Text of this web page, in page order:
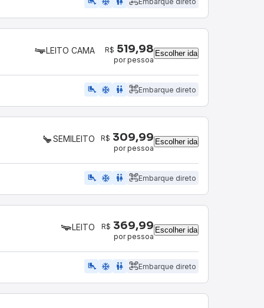
LEITO CAMA R$ 519,98
por pessoa
Escolher ida
airline_seat_legroom_extra ac_unit wc Embarque direto
SEMILEITO R$ 309,99
por pessoa
Escolher ida
airline_seat_legroom_extra ac_unit WC Embarque direto
LEITO R$ 369,99
por pessoa
Escolher ida
airline_seat_legroom_extra ac_unit wc Embarque direto